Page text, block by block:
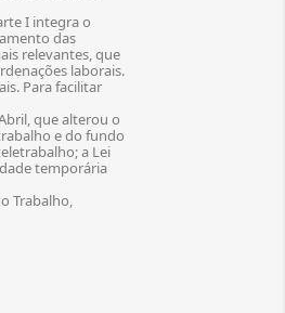
I integra o
das
relevantes, que
laborais.
Para facilitar
que alterou o
e do fundo
a Lei
temporária
Trabalho,